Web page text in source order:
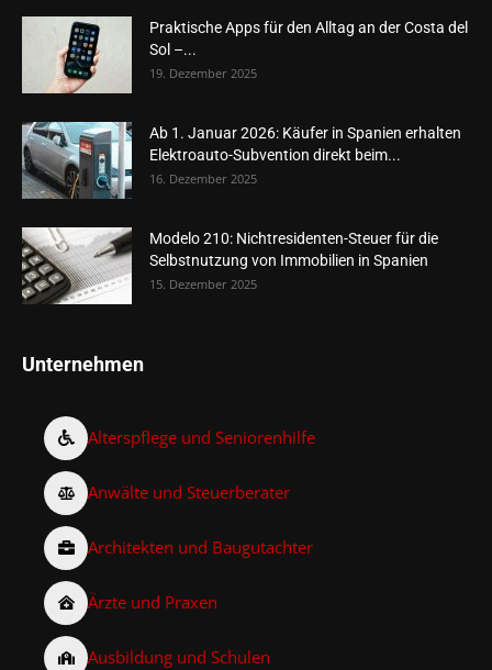
Praktische Apps für den Alltag an der Costa del
Sol –...
19. Dezember 2025
Ab 1. Januar 2026: Käufer in Spanien erhalten
Elektroauto-Subvention direkt beim...
16. Dezember 2025
Modelo 210: Nichtresidenten-Steuer für die
Selbstnutzung von Immobilien in Spanien
15. Dezember 2025
Unternehmen
Alterspflege und Seniorenhilfe
Anwälte und Steuerberater
Architekten und Baugutachter
Ärzte und Praxen
Ausbildung und Schulen